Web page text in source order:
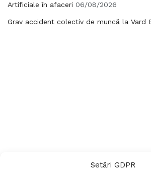
Setări GDPR
Artificiale în afaceri 06/08/2026
Grav accident colectiv de muncă la Vard